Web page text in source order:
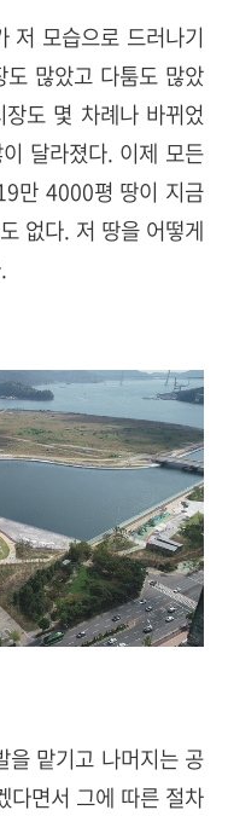
저 모습으로 드러나기
많았고 다툼도 많았
도 몇 차례나 바뀌었
달라졌다. 이제 모든
만 4000평 땅이 지금
없다. 저 땅을 어떻게
맡기고 나머지는 공
다면서 그에 따른 절차